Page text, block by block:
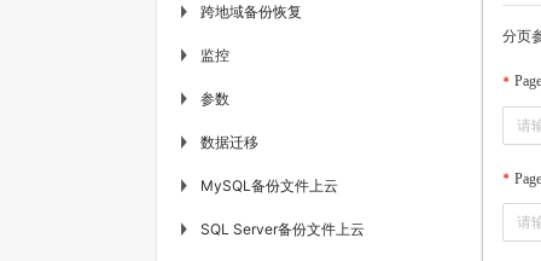
▶ 跨地域备份恢复
▶ 监控
▶ 参数
▶ 数据迁移
▶ MySQL备份文件上云
▶ SQL Server备份文件上云
分页